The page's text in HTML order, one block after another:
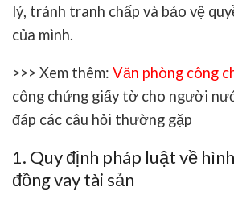
lý, tránh tranh chấp và bảo vệ
của mình.
>>> Xem thêm: Văn phòng công
công chứng giấy tờ cho người
đáp các câu hỏi thường gặp
1. Quy định pháp luật về
đồng vay tài sản